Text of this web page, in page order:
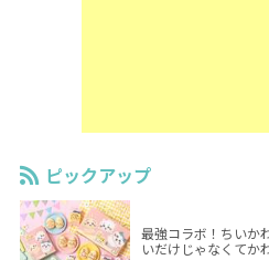
ピックアップ
最強コラボ！ちいか
いだけじゃなくてか